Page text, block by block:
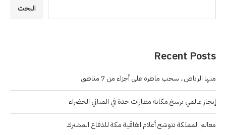
البحث
Recent Posts
منها الرياض.. سحب ماطرة على أجزاء من 7 مناطق
إنجاز عالمي يرسخ مكانة مطارات جدة في المباني الخضراء
معالم المملكة تتوشح أعلام اتفاقية مكة للدفاع المشترك